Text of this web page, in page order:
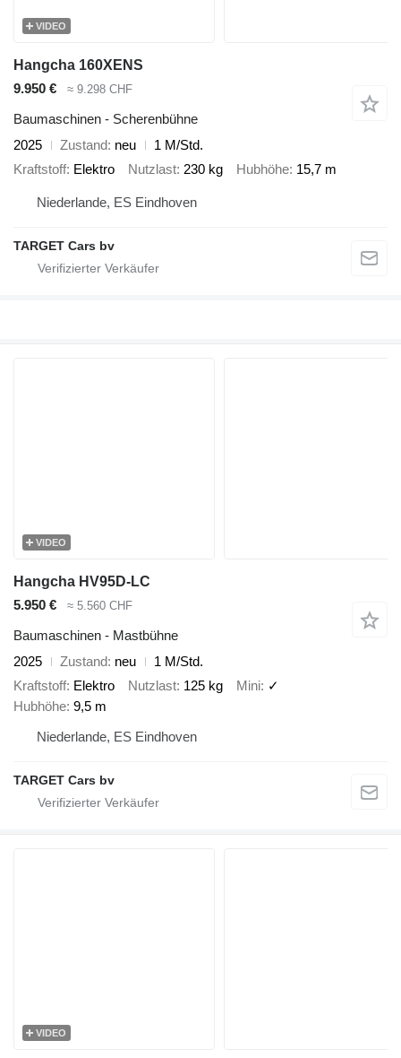
VIDEO
Hangcha 160XENS
9.950 €
≈ 9.298 CHF
Baumaschinen - Scherenbühne
2025
Zustand neu
1 M/Std.
Kraftstoff Elektro Nutzlast 230 kg Hubhöhe 15,7 m
Niederlande, ES Eindhoven
TARGET Cars bv
VIDEO
Hangcha HV95D-LC
5.950 €
≈ 5.560 CHF
Baumaschinen - Mastbühne
2025
Zustand neu
1 M/Std.
Kraftstoff Elektro Nutzlast 125 kg Mini ✓
Hubhöhe 9,5 m
Niederlande, ES Eindhoven
TARGET Cars bv
VIDEO